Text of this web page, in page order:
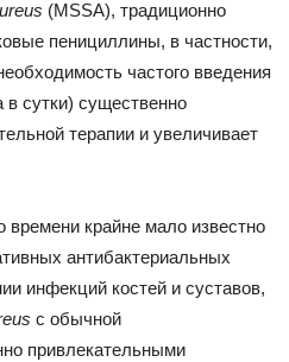
(MSSA), традиционно
пенициллины, в частности,
частого введения
сутки) существенно
терапии и увеличивает
крайне мало известно
антибактериальных
инфекций костей и суставов,
с обычной
привлекательными